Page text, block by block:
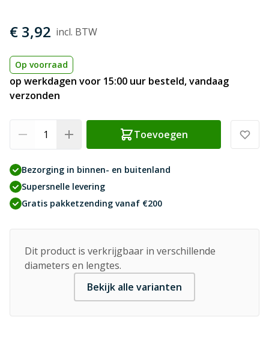
€ 3,92
Op voorraad
op werkdagen voor 15:00 uur besteld, vandaag
verzonden
Toevoegen
Bezorging in binnen- en buitenland
Supersnelle levering
Gratis pakketzending vanaf €200
Dit product is verkrijgbaar in verschillende
diameters en lengtes.
Bekijk alle varianten